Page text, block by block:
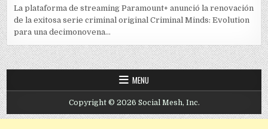
La plataforma de streaming Paramount+ anunció la renovación
de la exitosa serie criminal original Criminal Minds: Evolution
para una decimonovena...
MENU
Copyright © 2026 Social Mesh, Inc.